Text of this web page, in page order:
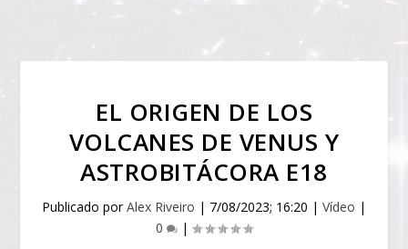
EL ORIGEN DE LOS
VOLCANES DE VENUS Y
ASTROBITÁCORA E18
Publicado porAlex Riveiro | 7/08/2023; 16:20 | Vídeo |
0
|